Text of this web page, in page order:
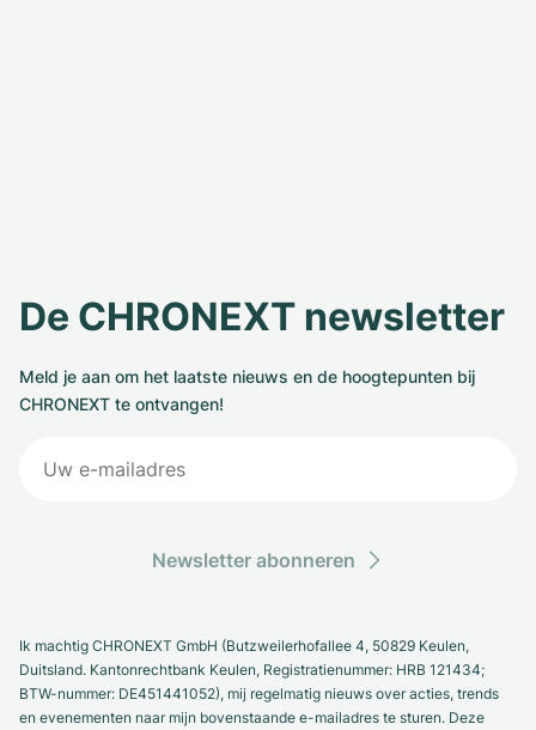
De CHRONEXT newsletter
Meld je aan om het laatste nieuws en de hoogtepunten bij
CHRONEXT te ontvangen!
Newsletter abonneren
Ik machtig CHRONEXT GmbH (Butzweilerhofallee 4, 50829 Keulen,
Duitsland. Kantonrechtbank Keulen, Registratienummer: HRB 121434;
BTW-nummer: DE451441052), mij regelmatig nieuws over acties, trends
en evenementen naar mijn bovenstaande e-mailadres te sturen. Deze